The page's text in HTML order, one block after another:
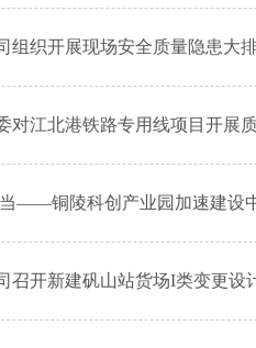
组织开展现场安全质量隐患大
对江北港铁路专用线项目开展
——铜陵科创产业园加速建设
召开新建矾山站货场I类变更设